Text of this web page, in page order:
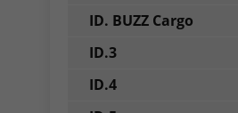
ID. BUZZ Cargo
ID.3
ID.4